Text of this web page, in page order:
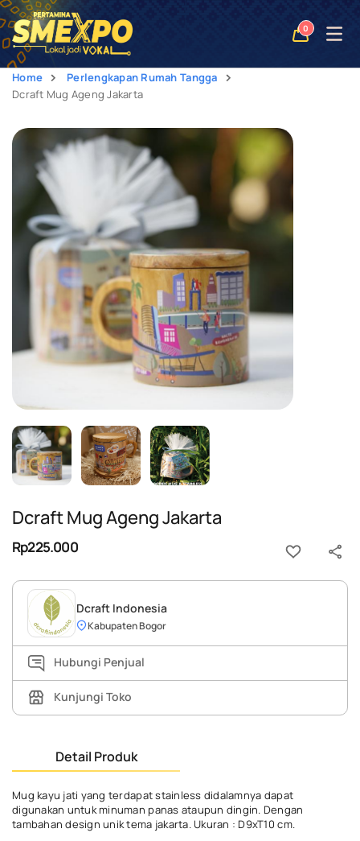
0
Open
Home
Perlengkapan Rumah Tangga
Dcraft Mug Ageng Jakarta
Dcraft Mug Ageng Jakarta
Rp225.000
Dcraft Indonesia
Kabupaten Bogor
Hubungi Penjual
Kunjungi Toko
Detail Produk
Mug kayu jati yang terdapat stainless didalamnya dapat
digunakan untuk minuman panas ataupun dingin. Dengan
tambahan design unik tema jakarta. Ukuran : D9xT10 cm.